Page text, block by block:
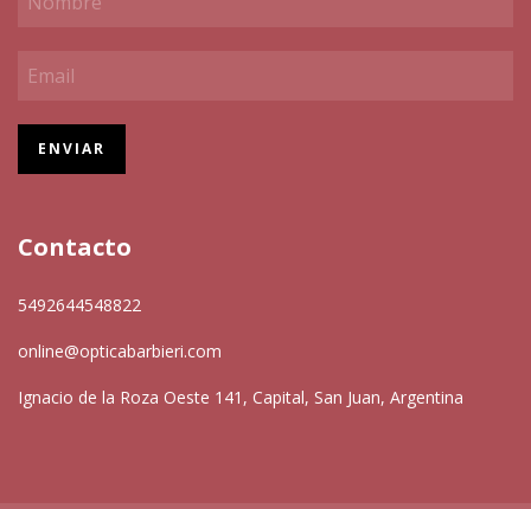
Contacto
5492644548822
online@opticabarbieri.com
Ignacio de la Roza Oeste 141, Capital, San Juan, Argentina